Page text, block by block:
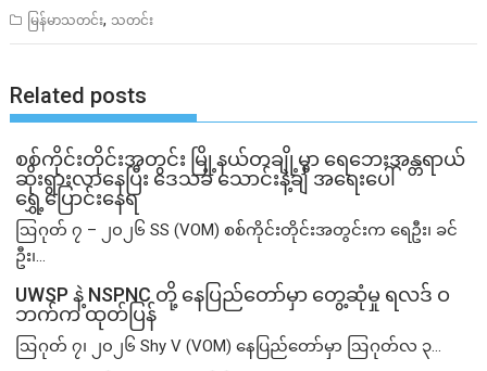
မြန်မာသတင်း, သတင်း
Related posts
စစ်ကိုင်းတိုင်းအတွင်း မြို့နယ်တချို့မှာ ရေဘေးအန္တရာယ်
ဆိုးရွားလာနေပြီး ဒေသခံ သောင်းနဲ့ချီ အရေးပေါ်
ရွှေ့ပြောင်းနေရ
ဩဂုတ် ၇ – ၂၀၂၆ SS (VOM) စစ်ကိုင်းတိုင်းအတွင်းက ရေဦး၊ ခင်
ဦး၊...
UWSP နဲ့ NSPNC တို့ နေပြည်တော်မှာ တွေ့ဆုံမှု ရလဒ် ဝ
ဘက်က ထုတ်ပြန်
ဩဂုတ် ၇၊ ၂၀၂၆ Shy V (VOM) နေပြည်တော်မှာ ဩဂုတ်လ ၃...